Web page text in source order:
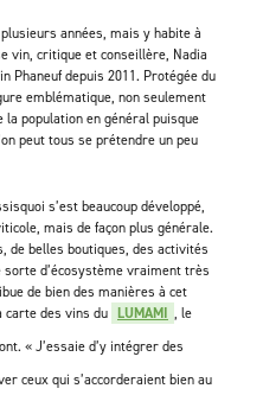
années, mais y habite à
vin, critique et conseillère, Nadia
Phaneuf depuis 2011. Protégée du
emblématique, non seulement
population en général puisque
peut tous se prétendre un peu
s’est beaucoup développé,
mais de façon plus générale.
de belles boutiques, des activités
d’écosystème vraiment très
de bien des manières à cet
carte des vins du LUMAMI , le
« J’essaie d’y intégrer des
ceux qui s’accorderaient bien au